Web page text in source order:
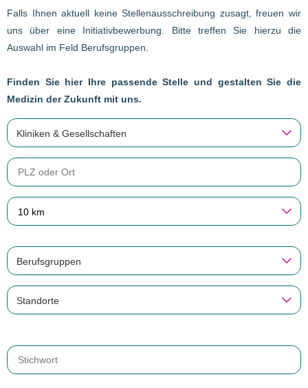
Falls Ihnen aktuell keine Stellenausschreibung zusagt, freuen wir
uns über eine Initiativbewerbung. Bitte treffen Sie hierzu die
Auswahl im Feld Berufsgruppen.
Finden Sie hier Ihre passende Stelle und gestalten Sie die
Medizin der Zukunft mit uns.
Kliniken & Gesellschaften
10 km
Berufsgruppen
Standorte